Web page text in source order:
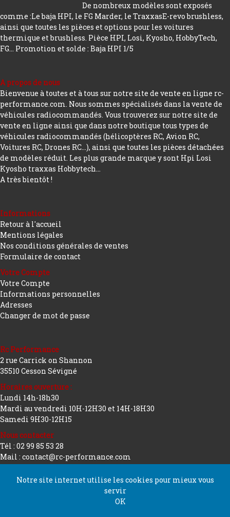
De nombreux modèles sont exposés
comme :Le baja HPI, le FG Marder, le TraxxasE-revo brushless,
ainsi que toutes les pièces et options pour les voitures
thermique et brushless. Pièce HPI, Losi, Kyosho, HobbyTech,
FG... Promotion et solde : Baja HPI 1/5
A propos de nous
Bienvenue à toutes et à tous sur notre site de vente en ligne rc-
performance.com. Nous sommes spécialisés dans la vente de
véhicules radiocommandés. Vous trouverez sur notre site de
vente en ligne ainsi que dans notre boutique tous types de
véhicules radiocommandés (hélicoptères RC, Avion RC,
Voitures RC, Drones RC…), ainsi que toutes les pièces détachées
de modèles réduit. Les plus grande marque y sont Hpi Losi
Kyosho traxxas Hobbytech...
A très bientôt !
Informations
Retour à l'accueil
Mentions légales
Nos conditions générales de ventes
Formulaire de contact
Votre Compte
Votre Compte
Informations personnelles
Adresses
Changer de mot de passe
Rc Performance
2 rue Carrick on Shannon
35510 Cesson Sévigné
Horaires ouverture :
Lundi 14h-18h30
Mardi au vendredi 10H-12H30 et 14H-18H30
Samedi 9H30-12H15
Nous contacter
Tél : 02 99 85 53 28
Mail : contact@rc-performance.com
Copyright 2026 tous droits réservés
Notre site internet utilise les cookies pour mieux vous
servir
OK